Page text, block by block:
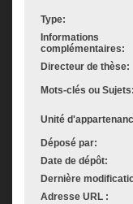
Type:
Informations
complémentaires:
Directeur de thèse:
Mots-clés ou Sujets:
Unité
Déposé par:
Date de dépôt:
Dernière
Adresse URL :